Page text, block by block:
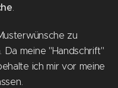
zu
meine "Handschrift"
ich mir vor meine